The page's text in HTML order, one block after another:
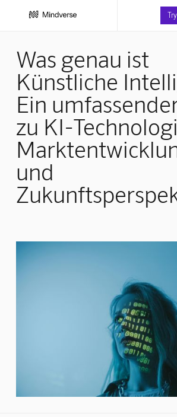
Was genau ist
Künstliche
Ein
zu KI-
und